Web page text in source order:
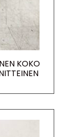
KOKO